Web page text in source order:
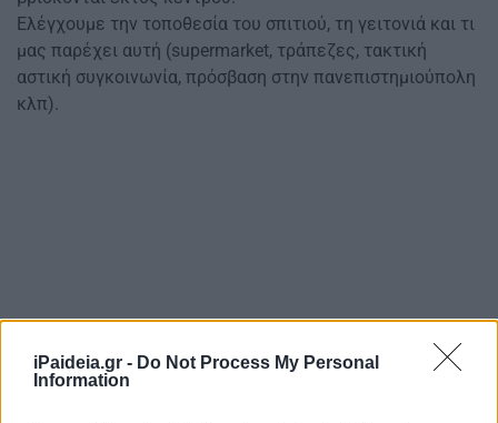
iPaideia.gr - Do Not Process My Personal
Information
Ελέγχουμε την τοποθεσία του σπιτιού, τη γειτονιά και τι
μας παρέχει αυτή (supermarket, τράπεζες, τακτική
αστική συγκοινωνία, πρόσβαση στην πανεπιστημιούπολη
κλπ).